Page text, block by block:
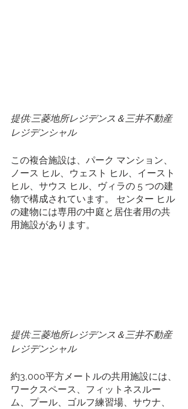
提供:三菱地所レジデンス＆三井不動産
レジデンシャル
この複合施設は、パーク マンション、
ノース ヒル、ウェスト ヒル、イースト
ヒル、サウス ヒル、ヴィラの 5 つの建
物で構成されています。 センター ヒル
の建物には専用の中庭と居住者用の共
用施設があります。
提供:三菱地所レジデンス＆三井不動産
レジデンシャル
約3,000平方メートルの共用施設には、
ワークスペース、フィットネスルー
ム、プール、ゴルフ練習場、サウナ、